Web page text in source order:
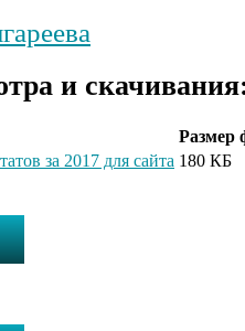
и
Размер
за 2017 для сайта 180 КБ